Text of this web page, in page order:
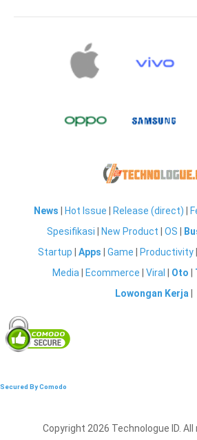
News Hot Issue Release (direct)
Spesifikasi
New Product |OS
Startup |Apps |Game Productivity
Media
Ecommerce |Viral Oto
Lowongan Kerja
Secured By Comodo
Copyright 2026 Technologue ID. All